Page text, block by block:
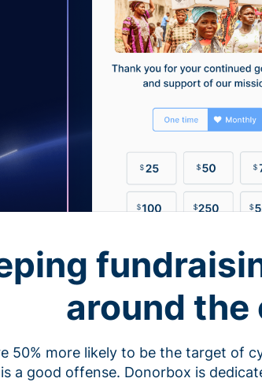
around the
50% more likely to be the target of
a good offense. Donorbox is